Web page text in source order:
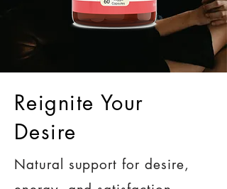
Reignite Your
Desire
Natural support for desire,